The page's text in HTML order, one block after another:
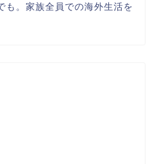
も。家族全員での海外生活を